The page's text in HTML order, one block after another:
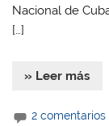
Nacional de
[…]
» Leer más
2 comentarios